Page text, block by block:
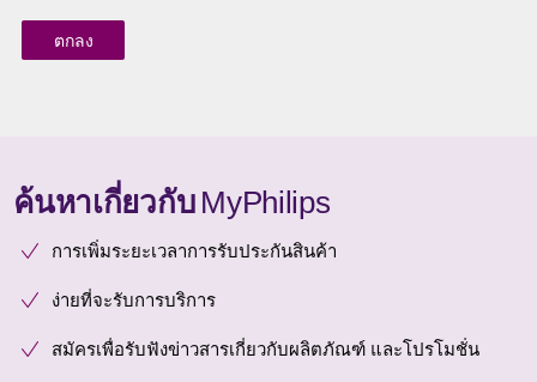
ค้นหาเกี่ยวกับ MyPhilips
การเพิ่มระยะเวลาการรับประกันสินค้า
ง่ายที่จะรับการบริการ
สมัครเพื่อรับฟังข่าวสารเกี่ยวกับผลิตภัณฑ์ และโปรโมชั่น